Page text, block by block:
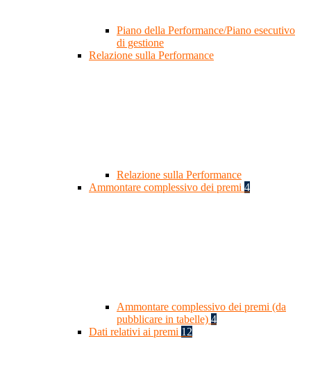
Piano della Performance/Piano esecutivo
di gestione
Relazione sulla Performance
Relazione sulla Performance
Ammontare complessivo dei premi 4
Ammontare complessivo dei premi (da
pubblicare in tabelle) 4
Dati relativi ai premi 12